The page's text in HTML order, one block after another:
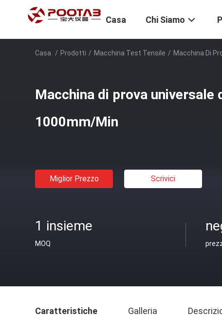
Casa Chi Siamo
Casa / Prodotti / Macchina Test Tensile / Macchina Di
Macchina di prova universale
1000mm/Min
Miglior Prezzo Scrivici
1 insieme
MOQ
Caratteristiche Galleria